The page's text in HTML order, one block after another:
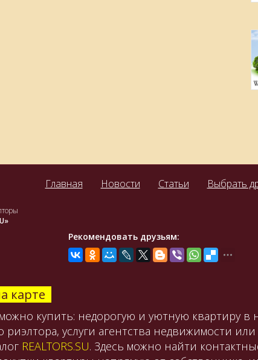
Главная Новости Статьи Выбрать
Рекомендовать друзьям:
карте
купить: недорогую и уютную квартиру
риэлтора, услуги агентства недвижимости
REALTORS.SU. Здесь можно найти